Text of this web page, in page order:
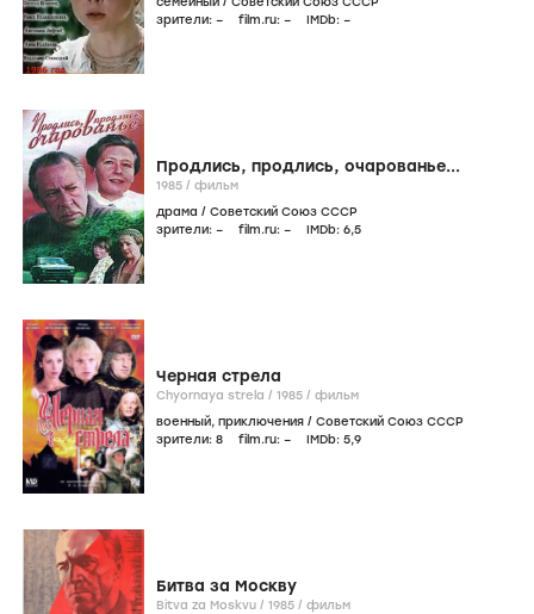
зрители: – film.ru: – IMDb: –
Продлись, продлись, очарованье...
1985 / фильм
драма / Советский Союз СССР
зрители: – film.ru: – IMDb: 6,5
Черная стрела
Chyornaya strela / 1985 / фильм
военный, приключения / Советский Союз СССР
зрители: 8 film.ru: – IMDb: 5,9
Битва за Москву
Bitva za Moskvu / 1985 / фильм